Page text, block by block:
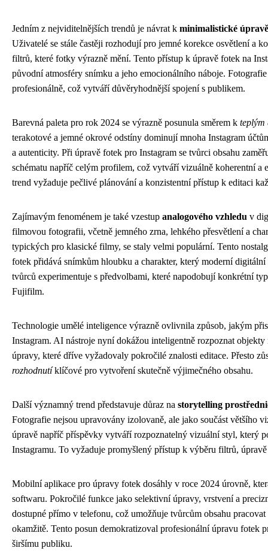
Jedním z nejviditelnějších trendů je návrat k minimalistické úpravě
Uživatelé se stále častěji rozhodují pro jemné korekce osvětlení a
filtrů, které fotky výrazně mění. Tento přístup k úpravě fotek na
původní atmosféry snímku a jeho emocionálního náboje.
profesionálně, což vytváří důvěryhodnější spojení s publikem.
Barevná paleta pro rok 2024 se výrazně posunula směrem k teplým
terakotové a jemné okrové odstíny dominují mnoha Instagram
a autenticity. Při úpravě fotek pro Instagram se tvůrci obsahu
schématu napříč celým profilem, což vytváří vizuálně koherentní a
trend vyžaduje pečlivé plánování a konzistentní přístup k editaci
Zajímavým fenoménem je také vzestup analogového vzhledu v
filmovou fotografii, včetně jemného zrna, lehkého přesvětlení a
typických pro klasické filmy, se staly velmi populární. Tento
fotek přidává snímkům hloubku a charakter, který moderní
tvůrců experimentuje s předvolbami, které napodobují konkrétní
Fujifilm.
Technologie umělé inteligence výrazně ovlivnila způsob, jakým
Instagram. AI nástroje nyní dokážou inteligentně rozpoznat
úpravy, které dříve vyžadovaly pokročilé znalosti editace. Přesto
rozhodnutíklíčové pro vytvoření skutečně výjimečného obsahu.
Další významný trend představuje důraz na storytelling
Fotografie nejsou upravovány izolovaně, ale jako součást většího
úpravě napříč příspěvky vytváří rozpoznatelný vizuální styl, který
Instagramu. To vyžaduje promyšlený přístup k výběru filtrů,
Mobilní aplikace pro úpravy fotek dosáhly v roce 2024 úrovně,
softwaru. Pokročilé funkce jako selektivní úpravy, vrstvení a
dostupné přímo v telefonu, což umožňuje tvůrcům obsahu
okamžitě. Tento posun demokratizoval profesionální úpravu fotek
širšímu publiku.